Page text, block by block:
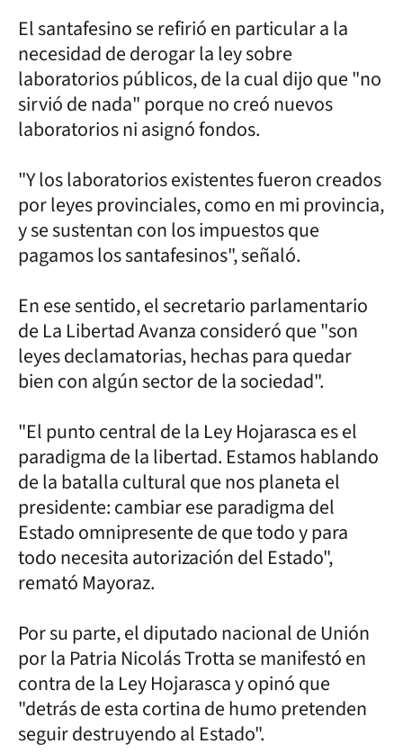
El santafesino se refirió en particular a la
necesidad de derogar la ley sobre
laboratorios públicos, de la cual dijo que "no
sirvió de nada" porque no creó nuevos
laboratorios ni asignó fondos.
"Y los laboratorios existentes fueron creados
por leyes provinciales, como en mi provincia,
y se sustentan con los impuestos que
pagamos los santafesinos", señaló.
En ese sentido, el secretario parlamentario
de La Libertad Avanza consideró que "son
leyes declamatorias, hechas para quedar
bien con algún sector de la sociedad".
"El punto central de la Ley Hojarasca es el
paradigma de la libertad. Estamos hablando
de la batalla cultural que nos planeta el
presidente: cambiar ese paradigma del
Estado omnipresente de que todo y para
todo necesita autorización del Estado",
remató Mayoraz.
Por su parte, el diputado nacional de Unión
por la Patria Nicolás Trotta se manifestó en
contra de la Ley Hojarasca y opinó que
"detrás de esta cortina de humo pretenden
seguir destruyendo al Estado".